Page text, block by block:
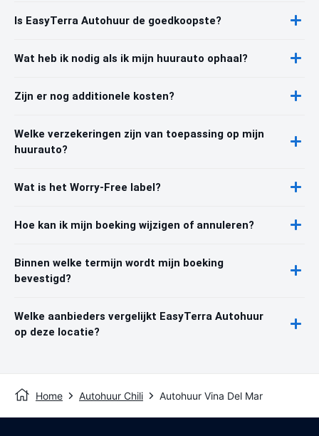
Is EasyTerra Autohuur de goedkoopste?
Wat heb ik nodig als ik mijn huurauto ophaal?
Zijn er nog additionele kosten?
Welke verzekeringen zijn van toepassing op mijn
huurauto?
Wat is het Worry-Free label?
Hoe kan ik mijn boeking wijzigen of annuleren?
Binnen welke termijn wordt mijn boeking
bevestigd?
Welke aanbieders vergelijkt EasyTerra Autohuur
op deze locatie?
Home Autohuur Chili Autohuur Vina Del Mar